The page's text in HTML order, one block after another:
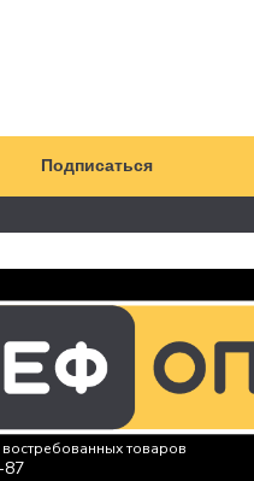
Подписаться
товаров
87